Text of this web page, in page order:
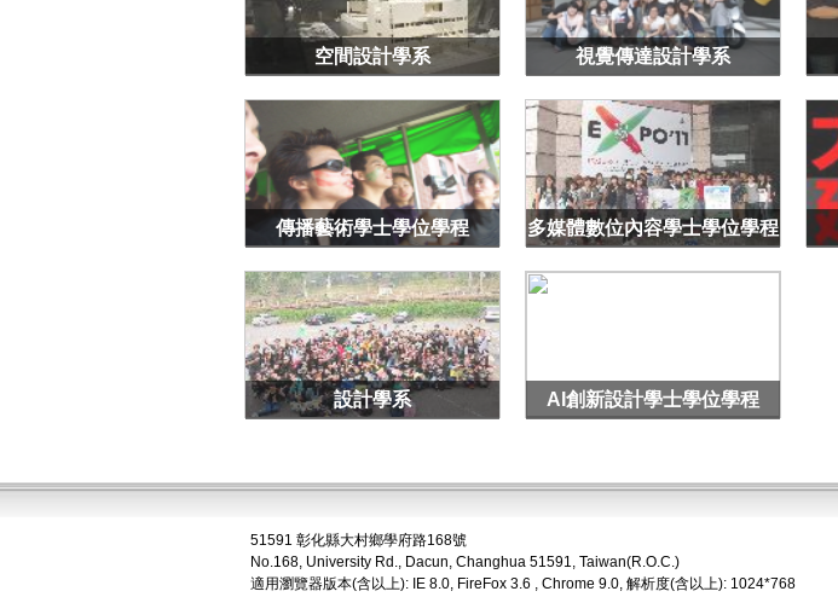
空間設計學系 視覺傳達設計學系
傳播藝術學士學位學程 多媒體數位內容學士學位學程
設計學系 AI創新設計學士學位學程
51591 彰化縣大村鄉學府路168號
No.168, University Rd., Dacun, Changhua 51591, Taiwan(R.O.C.)
適用瀏覽器版本(含以上): IE 8.0, FireFox 3.6 , Chrome 9.0, 解析度(含以上): 1024*768